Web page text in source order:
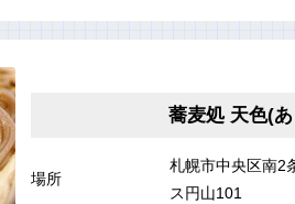
蕎麦処 天色(
場所
札幌市中央区南2
ス円山101